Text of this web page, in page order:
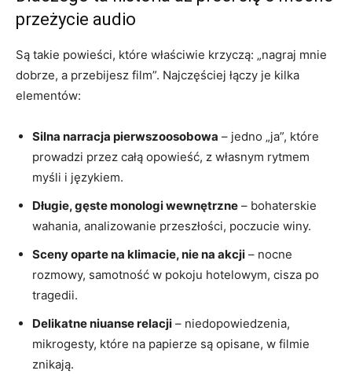
przeżycie audio
Są takie powieści, które właściwie krzyczą: „nagraj mnie
dobrze, a przebijesz film”. Najczęściej łączy je kilka
elementów:
Silna narracja pierwszoosobowa – jedno „ja”, które
prowadzi przez całą opowieść, z własnym rytmem
myśli i językiem.
Długie, gęste monologi wewnętrzne – bohaterskie
wahania, analizowanie przeszłości, poczucie winy.
Sceny oparte na klimacie, nie na akcji – nocne
rozmowy, samotność w pokoju hotelowym, cisza po
tragedii.
Delikatne niuanse relacji – niedopowiedzenia,
mikrogesty, które na papierze są opisane, w filmie
znikają.